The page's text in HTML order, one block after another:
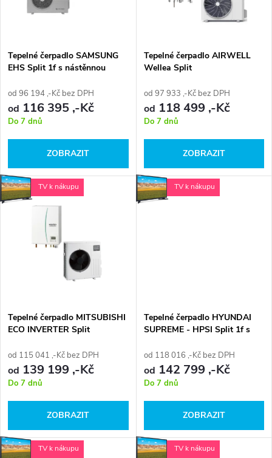
p
r
o
u
s
p
r
o
d
u
Tepelné čerpadlo SAMSUNG
EHS Split 1f s nástěnnou
kabelovým ovladačem
od 96 194 ,-Kč bez DPH
od 116 395 ,-Kč
Do 7 dnů
ZOBRAZIT
Tepelné čerpadlo AIRWELL
Wellea Split
od 97 933 ,-Kč bez DPH
od 118 499 ,-Kč
Do 7 dnů
ZOBRAZIT
TV k nákupu
Tepelné čerpadlo MITSUBISHI
ECO INVERTER Split
od 115 041 ,-Kč bez DPH
od 139 199 ,-Kč
Do 7 dnů
ZOBRAZIT
TV k nákupu
Tepelné čerpadlo HYUNDAI
SUPREME - HPSI Split 1f s
od 118 016 ,-Kč bez DPH
od 142 799 ,-Kč
Do 7 dnů
ZOBRAZIT
TV k nákupu TV k nákupu